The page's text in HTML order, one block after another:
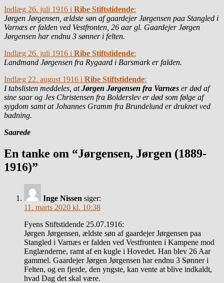
Indlæg 26. juli 1916 i Ribe Stiftstidende:
Jørgen Jørgensen, ældste søn af gaardejer Jørgensen paa Stangled i
Varnæs er falden ved Vestfronten, 26 aar gl. Gaardejer Jørgen
Jørgensen har endnu 3 sønner i felten.
Indlæg 26. juli 1916 i Ribe Stiftstidende:
Landmand Jørgensen fra Rygaard i Barsmark er falden.
Indlæg 22. august 1916 i Ribe Stiftstidende:
I tabslisten meddeles, atJørgen Jørgensen fra Varnæs er død af
sine saar og Jes Christensen fra Bolderslev er død som følge af
sygdom samt at Johannes Gramm fra Brundelund er druknet ved
badning.
Saarede
En tanke om “Jørgensen, Jørgen (1889-
1916)”
Inge Nissen siger:
11. marts 2020 kl. 10:38
Fyens Stiftstidende 25.07.1916:
Jørgen Jørgensen, ældste søn af gaardejer Jørgensen paa
Stangled i Varnæs er falden ved Vestfronten i Kampene mod
Englænderne, ramt af en kugle i Hovedet. Han blev 26 Aar
gammel. Gaardejer Jørgen Jørgensen har endnu 3 Sønner i
Felten, og en fjerde, den yngste, kan vente at blive indkaldt,
hvad Dag det skal være.